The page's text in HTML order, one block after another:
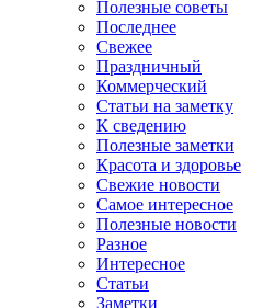
Полезные советы
Последнее
Свежее
Праздничный
Коммерческий
Статьи на заметку
К сведению
Полезные заметки
Красота и здоровье
Свежие новости
Самое интересное
Полезные новости
Разное
Интересное
Статьи
Заметки